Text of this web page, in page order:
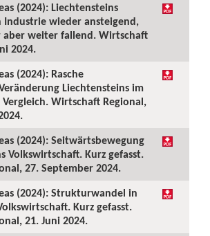
(2024): Liechtensteins
wieder ansteigend,
aber weiter fallend. Wirtschaft
2024.
(2024): Rasche
Liechtensteins im
Wirtschaft Regional,
(2024): Seitwärtsbewegung
Volkswirtschaft. Kurz gefasst.
27. September 2024.
(2024): Strukturwandel in
Kurz gefasst.
21. Juni 2024.